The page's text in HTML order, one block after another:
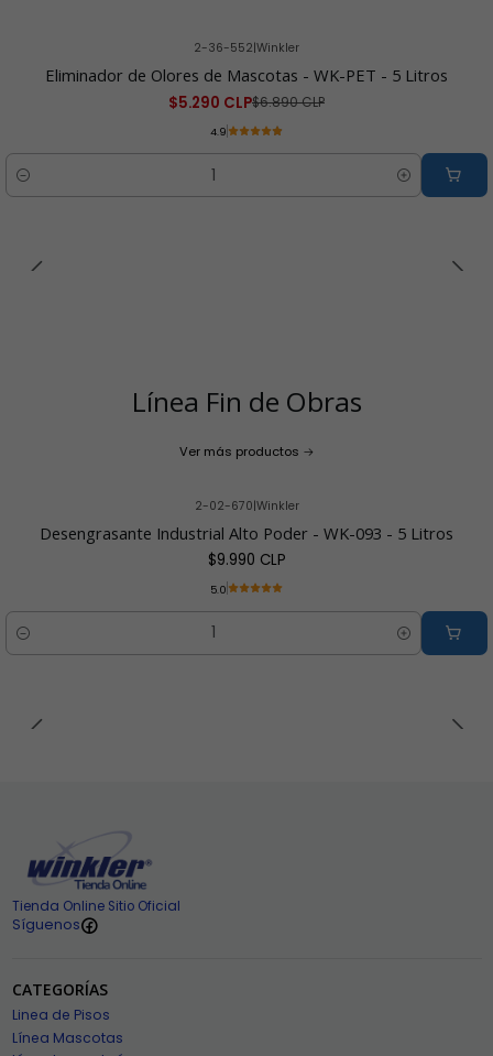
2-36-552|Winkler
Eliminador de Olores de Mascotas - WK-PET - 5 Litros
$5.290 CLP$6.890 CLP
4.9
Cantidad
Línea Fin de Obras
Ver más productos
2-02-670|Winkler
Desengrasante Industrial Alto Poder - WK-093 - 5 Litros
$9.990 CLP
5.0
Cantidad
Tienda Online Sitio Oficial
Síguenos
CATEGORÍAS
Linea de Pisos
Línea Mascotas